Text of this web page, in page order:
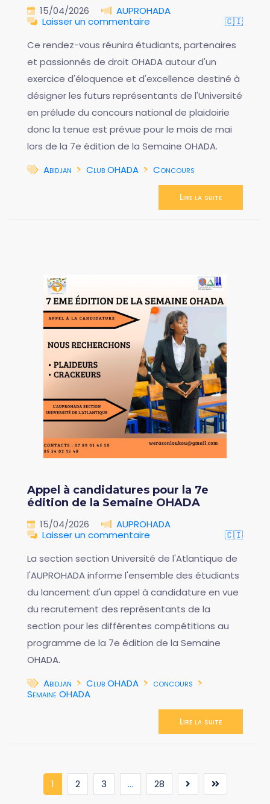
15/04/2026
AUPROHADA
Laisser un commentaire
🇨🇮
Ce rendez-vous réunira étudiants, partenaires
et passionnés de droit OHADA autour d'un
exercice d'éloquence et d'excellence destiné à
désigner les futurs représentants de l'Université
en prélude du concours national de plaidoirie
donc la tenue est prévue pour le mois de mai
lors de la 7e édition de la Semaine OHADA.
Abidjan
Club OHADA Concours
Lire la suite
Appel à candidatures pour la 7e
édition de la Semaine OHADA
15/04/2026
AUPROHADA
Laisser un commentaire
🇨🇮
La section section Université de l'Atlantique de
l'AUPROHADA informe l'ensemble des étudiants
du lancement d'un appel à candidature en vue
du recrutement des représentants de la
section pour les différentes compétitions au
programme de la 7e édition de la Semaine
OHADA.
Abidjan
Club OHADA
concours
Semaine OHADA
Lire la suite
1 (current)
2 3 ... 28